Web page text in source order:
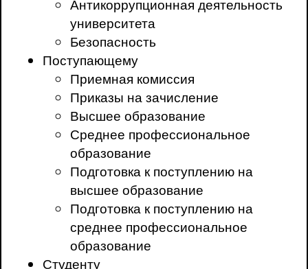
университета
Безопасность
Поступающему
Приемная комиссия
Приказы на зачисление
Высшее образование
Среднее профессиональное
образование
Подготовка к поступлению на
высшее образование
Подготовка к поступлению на
среднее профессиональное
образование
Студенту